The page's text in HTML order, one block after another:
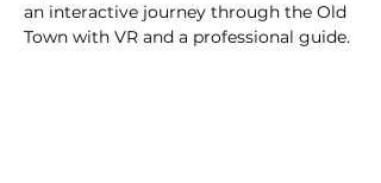
an interactive journey through the Old
Town with VR and a professional guide.